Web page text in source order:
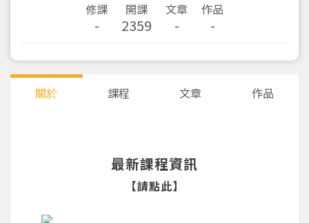
修課
-
開課
2359
文章
-
作品
-
關於 課程 文章 作品
最新課程資訊
【請點此】